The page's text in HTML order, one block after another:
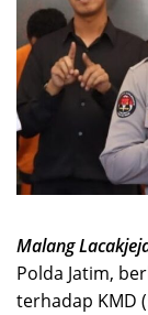
Malang
Polda Jatim,
terhadap KMD